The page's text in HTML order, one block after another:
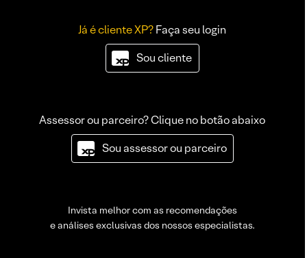
Já é cliente XP?Faça seu login
Sou cliente
Assessor ou parceiro? Clique no botão abaixo
Sou assessor ou parceiro
Invista melhor com as recomendações
e análises exclusivas dos nossos especialistas.